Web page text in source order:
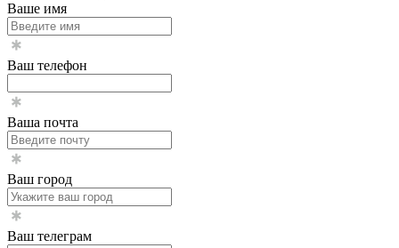
Ваше имя
Ваш телефон
Ваша почта
Ваш город
Ваш телеграм